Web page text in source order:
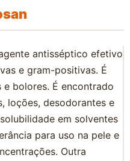
antisséptico efetivo
e gram-positivas. É
bolores. É encontrado
loções, desodorantes e
em solventes
para uso na pele e
Outra